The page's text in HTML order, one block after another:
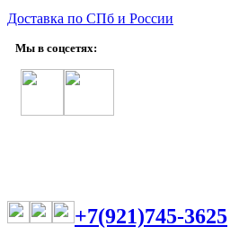
Доставка по СПб и России
Мы в соцсетях:
+7(921)745-3625